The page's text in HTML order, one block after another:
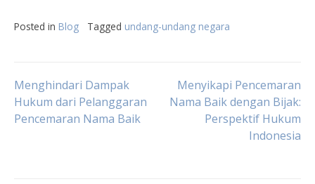
Posted in Blog Tagged undang-undang negara
Post
navigation
Menghindari Dampak
Hukum dari Pelanggaran
Pencemaran Nama Baik
Menyikapi Pencemaran
Nama Baik dengan Bijak:
Perspektif Hukum
Indonesia